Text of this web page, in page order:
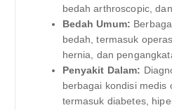
bedah arthroscopic,
Bedah Umum:
bedah, termasuk
hernia, dan
Penyakit Dalam:
berbagai kondisi medis
termasuk diabetes,